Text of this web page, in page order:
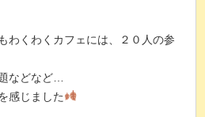
わくわくカフェには、２０人の参
などなど…
感じました